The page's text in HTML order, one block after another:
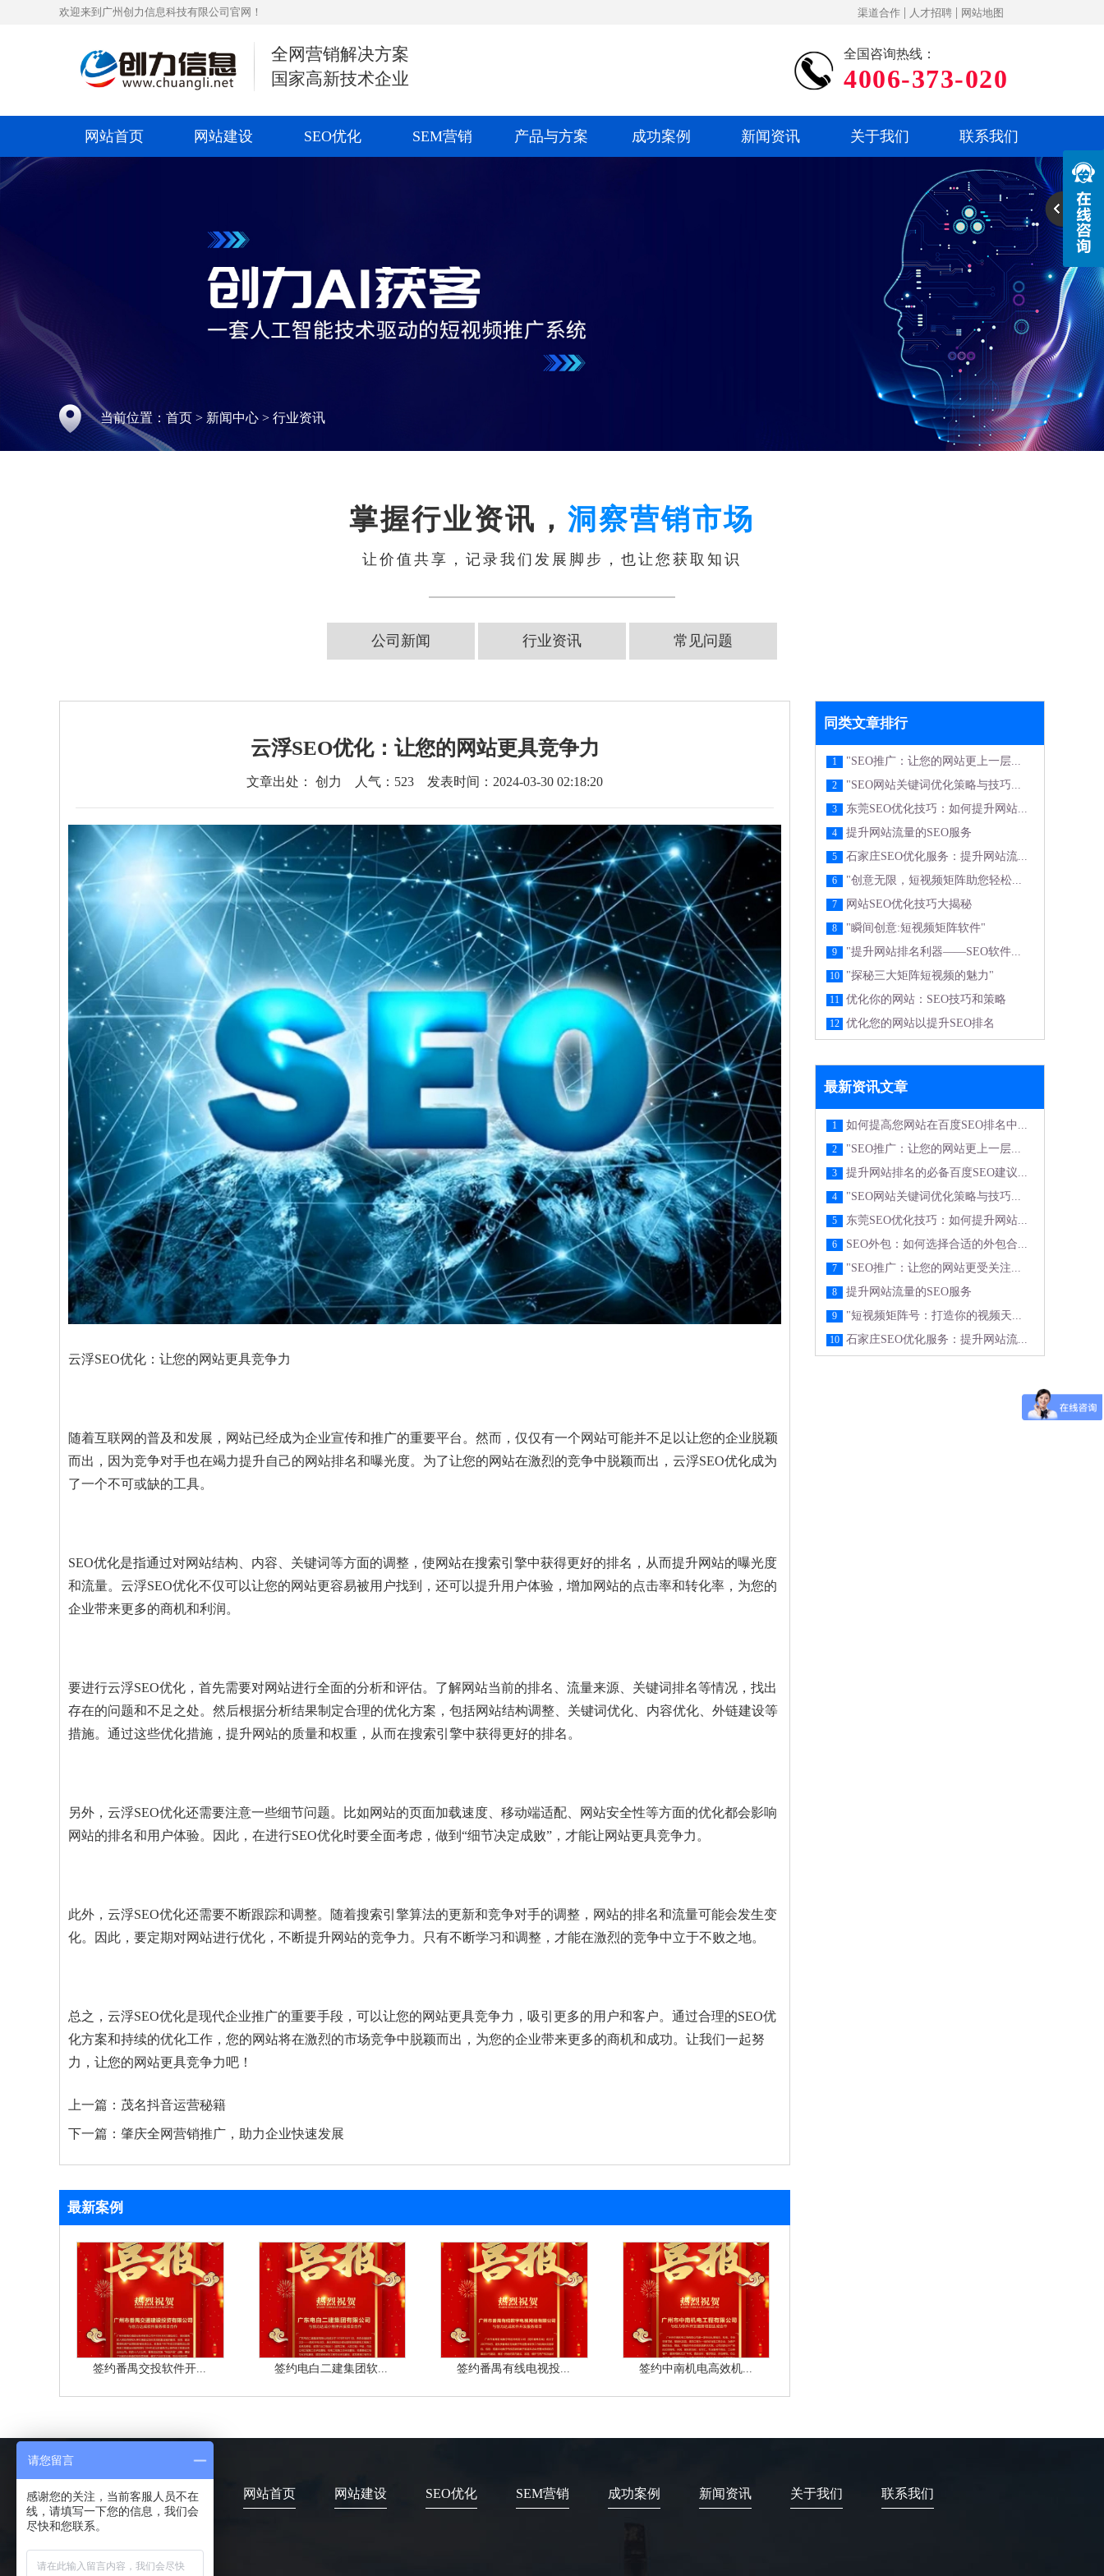
欢迎来到广州创力信息科技有限公司官网！ 渠道合作 | 人才招聘 | 网站地图
全网营销解决方案
国家高新技术企业
全国咨询热线：
4006-373-020
网站首页 网站建设 SEO优化 SEM营销 产品与方案 成功案例 新闻资讯 关于我们 联系我们
当前位置： 首页 > 新闻中心 > 行业资讯
掌握行业资讯， 洞察营销市场
让价值共享，记录我们发展脚步，也让您获取知识
公司新闻 行业资讯 常见问题
云浮SEO优化：让您的网站更具竞争力
文章出处： 创力 人气： 523 发表时间：2024-03-30 02:18:20
云浮SEO优化：让您的网站更具竞争力
随着互联网的普及和发展，网站已经成为企业宣传和推广的重要平台。然而，仅仅有一个网站可能并不足以让您的企业脱颖
而出，因为竞争对手也在竭力提升自己的网站排名和曝光度。为了让您的网站在激烈的竞争中脱颖而出，云浮SEO优化成为
了一个不可或缺的工具。
SEO优化是指通过对网站结构、内容、关键词等方面的调整，使网站在搜索引擎中获得更好的排名，从而提升网站的曝光度
和流量。云浮SEO优化不仅可以让您的网站更容易被用户找到，还可以提升用户体验，增加网站的点击率和转化率，为您的
企业带来更多的商机和利润。
要进行云浮SEO优化，首先需要对网站进行全面的分析和评估。了解网站当前的排名、流量来源、关键词排名等情况，找出
存在的问题和不足之处。然后根据分析结果制定合理的优化方案，包括网站结构调整、关键词优化、内容优化、外链建设等
措施。通过这些优化措施，提升网站的质量和权重，从而在搜索引擎中获得更好的排名。
另外，云浮SEO优化还需要注意一些细节问题。比如网站的页面加载速度、移动端适配、网站安全性等方面的优化都会影响
网站的排名和用户体验。因此，在进行SEO优化时要全面考虑，做到“细节决定成败”，才能让网站更具竞争力。
此外，云浮SEO优化还需要不断跟踪和调整。随着搜索引擎算法的更新和竞争对手的调整，网站的排名和流量可能会发生变
化。因此，要定期对网站进行优化，不断提升网站的竞争力。只有不断学习和调整，才能在激烈的竞争中立于不败之地。
总之，云浮SEO优化是现代企业推广的重要手段，可以让您的网站更具竞争力，吸引更多的用户和客户。通过合理的SEO优
化方案和持续的优化工作，您的网站将在激烈的市场竞争中脱颖而出，为您的企业带来更多的商机和成功。让我们一起努
力，让您的网站更具竞争力吧！
上一篇： 茂名抖音运营秘籍
下一篇： 肇庆全网营销推广，助力企业快速发展
最新案例
签约番禺交投软件开... 签约电白二建集团软... 签约番禺有线电视投... 签约中南机电高效机...
同类文章排行
1 "SEO推广：让您的网站更上一层...
2 "SEO网站关键词优化策略与技巧...
3 东莞SEO优化技巧：如何提升网站...
4 提升网站流量的SEO服务
5 石家庄SEO优化服务：提升网站流...
6 "创意无限，短视频矩阵助您轻松...
7 网站SEO优化技巧大揭秘
8 "瞬间创意:短视频矩阵软件"
9 "提升网站排名利器——SEO软件...
10 "探秘三大矩阵短视频的魅力"
11 优化你的网站：SEO技巧和策略
12 优化您的网站以提升SEO排名
最新资讯文章
1 如何提高您网站在百度SEO排名中...
2 "SEO推广：让您的网站更上一层...
3 提升网站排名的必备百度SEO建议...
4 "SEO网站关键词优化策略与技巧...
5 东莞SEO优化技巧：如何提升网站...
6 SEO外包：如何选择合适的外包合...
7 "SEO推广：让您的网站更受关注...
8 提升网站流量的SEO服务
9 "短视频矩阵号：打造你的视频天...
10 石家庄SEO优化服务：提升网站流...
网站首页 网站建设 SEO优化 SEM营销 成功案例 新闻资讯 关于我们 联系我们
请您留言
感谢您的关注，当前客服人员不在
线，请填写一下您的信息，我们会
尽快和您联系。